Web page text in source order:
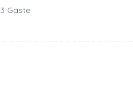
3 Gäste